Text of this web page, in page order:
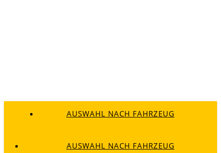
AUSWAHL NACH FAHRZEUG
AUSWAHL NACH FAHRZEUG